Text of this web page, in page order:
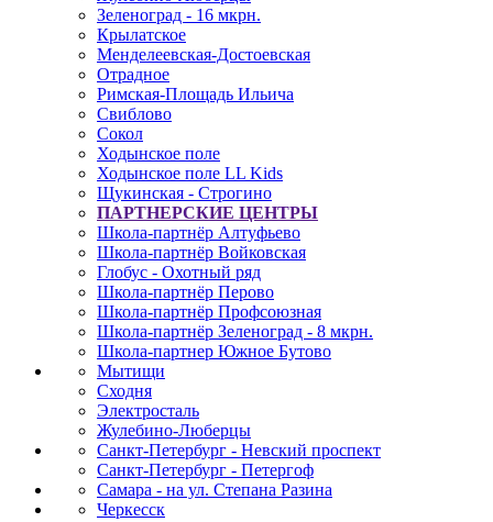
Зеленоград - 16 мкрн.
Крылатское
Менделеевская-Достоевская
Отрадное
Римская-Площадь Ильича
Свиблово
Сокол
Ходынское поле
Ходынское поле LL Kids
Щукинская - Строгино
ПАРТНЕРСКИЕ ЦЕНТРЫ
Школа-партнёр Алтуфьево
Школа-партнёр Войковская
Глобус - Охотный ряд
Школа-партнёр Перово
Школа-партнёр Профсоюзная
Школа-партнёр Зеленоград - 8 мкрн.
Школа-партнер Южное Бутово
Мытищи
Сходня
Электросталь
Жулебино-Люберцы
Санкт-Петербург - Невский проспект
Санкт-Петербург - Петергоф
Самара - на ул. Степана Разина
Черкесск